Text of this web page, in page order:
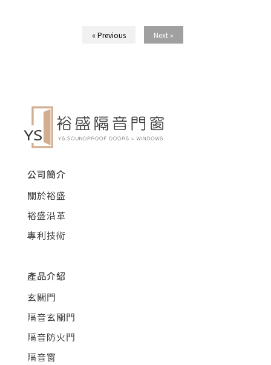
« Previous Next »
公司簡介
關於裕盛
裕盛沿革
專利技術
產品介紹
玄關門
隔音玄關門
隔音防火門
隔音窗